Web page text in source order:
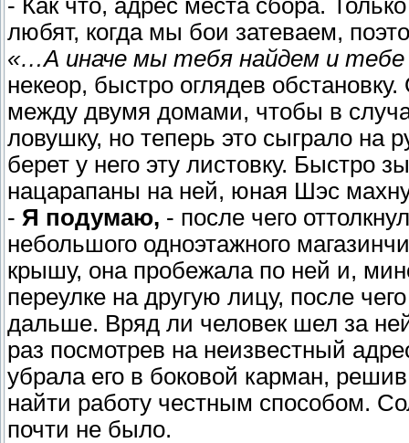
любят, когда мы бои затеваем,
«…А иначе мы тебя найдем и тебе
некеор, быстро оглядев
между двумя домами, чтобы в
ловушку, но теперь это сыграло на
берет у него эту листовку. Быстро
нацарапаны на ней, юная Шэс
- Я подумаю, - после чего
небольшого одноэтажного
крышу, она пробежала по ней и,
переулке на другую лицу, после
дальше. Вряд ли человек шел за
раз посмотрев на неизвестный
убрала его в боковой карман,
найти работу честным способом.
почти не было.